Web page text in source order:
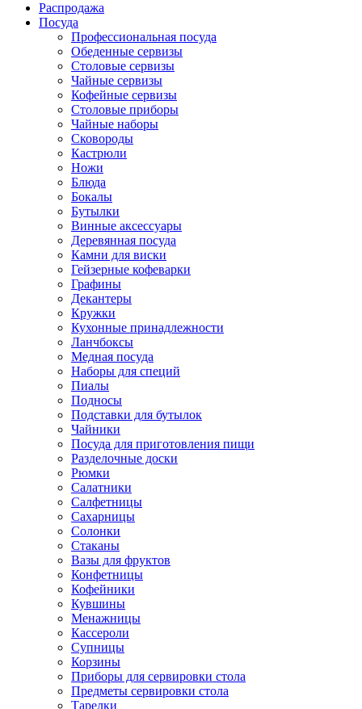
Распродажа
Посуда
Профессиональная посуда
Обеденные сервизы
Столовые сервизы
Чайные сервизы
Кофейные сервизы
Столовые приборы
Чайные наборы
Сковороды
Кастрюли
Ножи
Блюда
Бокалы
Бутылки
Винные аксессуары
Деревянная посуда
Камни для виски
Гейзерные кофеварки
Графины
Декантеры
Кружки
Кухонные принадлежности
Ланчбоксы
Медная посуда
Наборы для специй
Пиалы
Подносы
Подставки для бутылок
Чайники
Посуда для приготовления пищи
Разделочные доски
Рюмки
Салатники
Салфетницы
Сахарницы
Солонки
Стаканы
Вазы для фруктов
Конфетницы
Кофейники
Кувшины
Менажницы
Кассероли
Супницы
Корзины
Приборы для сервировки стола
Предметы сервировки стола
Тарелки